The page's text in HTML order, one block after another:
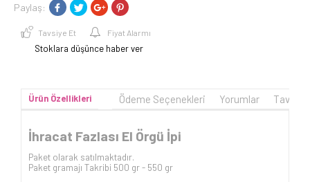
Paylaş:
Tavsiye Et Fiyat Alarmı
Stoklara düşünce haber ver
Ürün Özellikleri Ödeme Seçenekleri Yorumlar
İhracat Fazlası El Örgü İpi
Paket olarak satılmaktadır.
Paket gramajı Takribi 500 gr - 550 gr